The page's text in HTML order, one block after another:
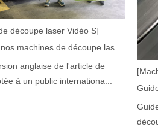
industrie manufacturière en
découpe laser Vidéo S]
anglaise de l'article de
à un public internationa...